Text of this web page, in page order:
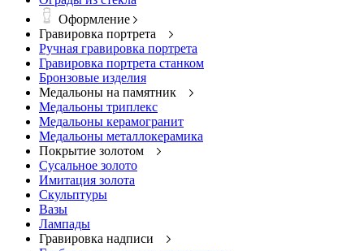
Оформление
Гравировка портрета
Ручная гравировка портрета
Гравировка портрета станком
Бронзовые изделия
Медальоны на памятник
Медальоны триплекс
Медальоны керамогранит
Медальоны металлокерамика
Покрытие золотом
Сусальное золото
Имитация золота
Скульптуры
Вазы
Лампады
Гравировка надписи